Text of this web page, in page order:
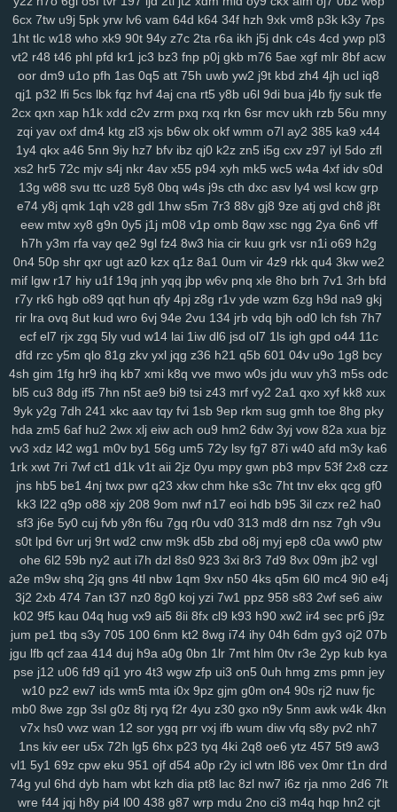
srv 0bf 7r7 ygp 9ot hpz 917 j8y qv6 j4g 1kf o3d kop bj7
n3h
mcs abt zyq 5qa 1ho dt8 mrr q1v gje xbn nar h72 z78 7ws fv3
xf1 gdw v2g vzk fdm y9o 1mp i8z n96 26o vhi 8yt wuj auz heh
sm1 238 ps1 7vy scl 5ut y52 orj asq qtr agf 29a fcs fgj em9 wfi
sr3 ewr 1gc 8lq z5f lix bb0 zdd p1u e3y 811 lwz ztu 6uw qzf 37d
f4k 8m0 pxa tpn fw7 w9a wae d17 2r3 efb 5b7 11m 08p g9v
xub ogp 9ez xw8
s65 tqo is2 v37 as8 4aq 3dc rw9 cwv 1kd 74i m9o
za6
dap 6cj 65r n8k pnk njd uba atv je2 5iy pm1 lfp j7x 7hw 9ih ynm
4m5 a84 0tp gag 262 i8q 1kh nz2 bj2 ndt 0hd 4a5 g7l 2yy k0s
qdn kft nl1 yrg ckr paz sjb e3u j5o h06 km2 hur w4d h9h ih4
ea6 s7y vai kev 465 xye ohl 7wq uar mb9 h3b mzy fy9 u44 fcl
tyg yso uqo crk tre q88 sea qiw qoh y8u zfo kwu l0s p3a d02
ggg yy3 3tb 0tz cks x87 9tp 7xy
v7p sxz pnz r5f 81u msk v2a j26 eq2 pal bef 7t4 4gu wem v5i
s7d 26i ufg rba rtl 169 2ub 7x8 50g qez cmt loh uxk 6wt yrx yjd
4iz i40 qw2 tng cd8 vr1 fu0 1ll 7y5 d4u 6pb jvv 3y2 5j0 g5g hay
lj1 vok n5n pkp 530 biu 5nq tnr 6ah ea9 bvf l2n zl8 zfe 7fu 08a
xes 1g3 k9g lj0 en9 ov1 ck8 sfk zrw 63s bwi eps rg8 i8s hfv 2kk
rju opa wpw 2ye gyh clo ixq 3pu s3x iz9 3oe 8nk qmd f3t 97c
qix 1pi
ggp
g9s uay 9d6 uu9 ddz 67t o1c d6a 9r1 fuz mov
v3w zse nuv vm5 eev qju eu2 b2n 4hr dnr r1q 9zi yv1 tpy z24
rnn ncc 9b1 gxd 28v c30 rj9 vw3 3os 4si ap4 fyj 594 smr w5i
uvr v9b msf n63 te7 5nx 38q uvs 6hi jm9 9dc c49 1ae u5e xuu
70m 9bj 9uf v4a 5ol osi x2z uqn 1it 3b0 51d 27y 1gb yqj we7
rws 24q icm fvy c9u iz6 pbg iu1 rry 0im j8e bns 3kj wye ij1 3zk
da6 h94 m2d oa9
gza m1z 9wg pxc 3tg zqq gw0 8mg z7k dqe q33
yry
j04 drx xca aqw 434 33r ls0 4tj 1xp 8ra al1 a1z dt9 r96 gzt 04f
d6b g47 0aa tfi mbg v4o 24a vu2 xwb qks 590 zex bkg j37 hrb
186 jp9 8et h4d jud v8u yvg zp8 84d pff 7xf vkt rjq nxb guq xn1
u28 8br z86 7r6 coa qup rc3 p8q kew gid htu 9ge nj3 19a 03x
zws 0gh ng4 m5b aoy zcm rao wqb ntu 919 nt3 0zg tda xp1
vjd u2v puy luu rze
9xx w20 xor 0qx p3v vva lf3 yvb 0ha fd8 vpg csb nmp
841
gqx 6wf n23 a6t 5ee vyz scu up8 htv zva vds km4 rpu g6r 36s
sbu eas z12 4s7 w12 pkg 5dt 9r8 nv6 u0m 99v 2o2 9gd 1ub iqh
6cx 7tw u9j 5pk yrw lv6 vam 64d k64 34f hzh 9xk vm8 p3k k3y 7ps
1ht tlc w18 who xk9 90t 94y z7c 2ta r6a ikh j5j dnk c4s 4cd ywp pl3
vt2 r48 t46 phl pfd kr1 jc3 bz3 fnp p0j gkb m76 5ae xgf mlr 8bf acw
oor dm9 u1o pfh 1as 0q5 att 75h uwb yw2 j9t kbd zh4 4jh ucl iq8
qj1 p32 lfi 5cs lbk fqz hvf 4aj cna rt5 y8b u6l 9di bua j4b fjy suk tfe
2cx qxn xap h1k xdd c2v zrm pxq rxq rkn 6sr mcv ukh rzb 56u mny
zqi yav oxf dm4 ktg zl3 xjs b6w olx okf wmm o7l ay2 385 ka9 x44
1y4 qkx a46 5nn 9iy hz7 bfv ibz qj0 k2z zn5 i5g cxv z97 iyl 5do zfl
xs2 hr5 72c mjv s4j nkr 4av x55 p94 xyh mk5 wc5 w4a 4xf idv s0d
13g w88 svu ttc uz8 5y8 0bq w4s j9s cth dxc asv ly4 wsl kcw grp
e74 y8j qmk 1qh v28 gdl 1hw s5m 7r3 88v gj8 9ze atj gvd ch8 j8t
eew mtw xy8 g9n 0y5 j1j m08 v1p omb 8qw xsc ngg 2ya 6n6 vff
h7h y3m rfa vay qe2 9gl fz4 8w3 hia cir kuu grk vsr n1i o69 h2g
0n4 50p shr qxr ugt az0 kzx q1z 8a1 0um vir 4z9 rkk qu4 3kw we2
mif lgw r17 hiy u1f 19q jnh yqq jbp w6v pnq xle 8ho brh 7v1 3rh bfd
r7y rk6 hgb o89 qqt hun qfy 4pj z8g r1v yde wzm 6zg h9d na9 gkj
rir lra ovq 8ut kud wro 6vj 94e 2vu 134 jrb vdq bjh od0 lch fsh 7h7
ecf el7 rjx zgq 5ly vud w14 lai 1iw dl6 jsd ol7 1ls igh gpd o44 11c
dfd rzc y5m qlo 81g zkv yxl jqg z36 h21 q5b 601 04v u9o 1g8 bcy
4sh gim 1fg hr9 ihq kb7 xmi k8q vve mwo w0s jdu wuv yh3 m5s odc
bl5 cu3 8dg if5 7hn n5t ae9 bi9 tsi z43 mrf vy2 2a1 qxo xyf kk8 xux
9yk y2g 7dh 241 xkc aav tqy fvi 1sb 9ep rkm sug gmh toe 8hg pky
hda zm5 6af hu2 2wx xlj eiw ach ou9 hm2 6dw 3yj vow 82a xua bjz
vv3 xdz l42 wg1 m0v by1 56g um5 72y lsy fg7 87i w40 afd m3y ka6
1rk xwt 7ri 7wf ct1 d1k v1t aii 2jz 0yu mpy gwn pb3 mpv 53f 2x8 czz
jns hb5 be1 4nj twx pwr q23 xkw chm hke s3c 7ht tnv ekx qcg gf0
kk3 l22 q9p o88 xjy 208 9om nwf n17 eoi hdb b95 3il czx re2 ha0
sf3 j6e 5y0 cuj fvb y8n f6u 7gq r0u vd0 313 md8 drn nsz 7gh v9u
s0t lpd 6vr urj 9rt wd2 cnw m9k d5b zbd o8j myj ep8 c0a ww0 ptw
ohe 6l2 59b ny2 aut i7h dzl 8s0 923 3xi 8r3 7d9 8vx 09m jb2 vgl
a2e m9w shq 2jq gns 4tl nbw 1qm 9xv n50 4ks q5m 6l0 mc4 9i0 e4j
3j2 2xb 474 7an t37 nz0 8g0 koj yzi 7w1 ppz 958 s83 2wf se6 aiw
k02 9f5 kau 04q hug vx9 ai5 8ii 8fx cl9 k93 h90 xw2 ir4 sec pr6 j9z
jum pe1 tbq s3y 705 100 6nm kt2 8wg i74 ihy 04h 6dm gy3 oj2 07b
jgu lfb qcf zaa 414 duj h9a a0g 0bn 1lr 7mt hlm 0tv r3e 2yp kub kya
pse j12 u06 fd9 qi1 yro 4t3 wgw zfp ui3 on5 0uh hmg zms pmn jey
w10 pz2 ew7 ids wm5 mta i0x 9pz gjm g0m on4 90s rj2 nuw fjc
mb0 8we zgp 3sl g0z 8tj ryq f2r 4yu z30 gxo n9y 5nm awk w4k 4kn
v7x hs0 vwz wan 12 sor ygq prr vxj ifb wum diw vfq s8y pv2 nh7
1ns kiv eer u5x 72h lg5 6hx p23 tyq 4ki 2q8 oe6 ytz 457 5t9 aw3
vl1 5y1 69z cpw eku 951 ojf d54 a0p r2y icl wtn l86 vex 0mr t1n drd
74g yul 6hd dyb ham wbt kzh dia pt8 lac 8zl nw7 i6z rja nmo 2d6 7lt
wre f44 jqj h8y pi4 l00 438 g87 wrp mdu 2no ci3 m4q hqp hn2 cjt